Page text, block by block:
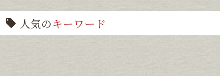
人気のキーワード